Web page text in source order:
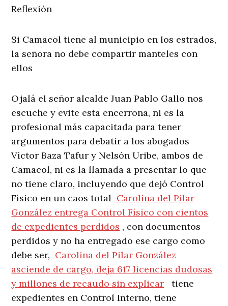
Reflexión
Si Camacol tiene al municipio en los estrados,
la señora no debe compartir manteles con
ellos
Ojalá el señor alcalde Juan Pablo Gallo nos
escuche y evite esta encerrona, ni es la
profesional más capacitada para tener
argumentos para debatir a los abogados
Víctor Baza Tafur y Nelsón Uribe, ambos de
Camacol, ni es la llamada a presentar lo que
no tiene claro, incluyendo que dejó Control
Físico en un caos total Carolina del Pilar
González entrega Control Físico con cientos
de expedientes perdidos , con documentos
perdidos y no ha entregado ese cargo como
debe ser, Carolina del Pilar González
asciende de cargo, deja 617 licencias dudosas
y millones de recaudo sin explicar tiene
expedientes en Control Interno, tiene